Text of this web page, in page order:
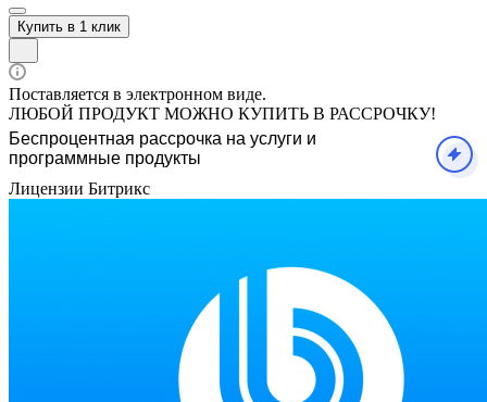
Купить в 1 клик
Поставляется в электронном виде.
ЛЮБОЙ ПРОДУКТ МОЖНО КУПИТЬ В РАССРОЧКУ!
Беспроцентная рассрочка на услуги и
программные продукты
Лицензии Битрикс